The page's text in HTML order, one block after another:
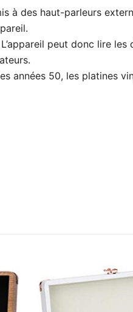
à des haut-parleurs
peut donc lire les
années 50, les platines